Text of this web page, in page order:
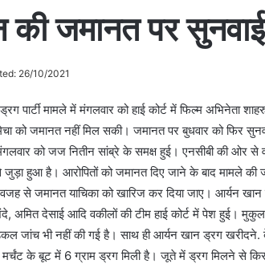
जमानत पर
26/10/2021
मामले में मंगलवार को हाई कोर्ट में फिल्म अभिनेता
जमानत नहीं मिल सकी। जमानत पर बुधवार को फिर
को जज नितीन सांब्रे के समक्ष हुई। एनसीबी की ओर
जुड़ा हुआ है। आरोपितों को जमानत दिए जाने के बाद मामले की
वजह से जमानत याचिका को खारिज कर दिया जाए। आर्यन
अमित देसाई आदि वकीलों की टीम हाई कोर्ट में पेश हुई।
जांच भी नहीं की गई है। साथ ही आर्यन खान ड्रग
के बूट में 6 ग्राम ड्रग मिली है। जूते में ड्रग मिलने से